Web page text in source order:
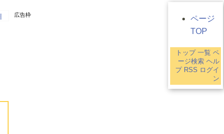
広告枠
ページ
TOP
トップ 一覧 ペ
ージ検索 ヘル
プ RSS ログイ
ン